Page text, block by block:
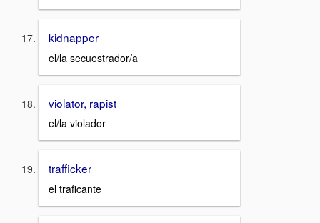
kidnapper
el/la secuestrador/a
violator, rapist
el/la violador
trafficker
el traficante